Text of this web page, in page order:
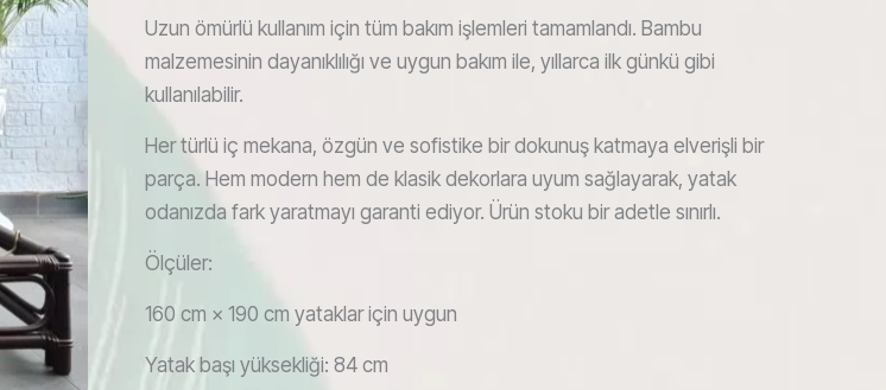
Uzun ömürlü kullanım için tüm bakım işlemleri tamamlandı. Bambu
malzemesinin dayanıklılığı ve uygun bakım ile, yıllarca ilk günkü gibi
kullanılabilir.
Her türlü iç mekana, özgün ve sofistike bir dokunuş katmaya elverişli bir
parça. Hem modern hem de klasik dekorlara uyum sağlayarak, yatak
odanızda fark yaratmayı garanti ediyor. Ürün stoku bir adetle sınırlı.
Ölçüler:
160 cm × 190 cm yataklar için uygun
Yatak başı yüksekliği: 84 cm